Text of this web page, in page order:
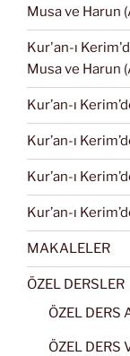
Musa ve Harun
Kur'an-ı
Musa ve Harun
Kur’an-ı
Kur’an-ı
Kur’an-ı
Kur’an-ı
MAKALELER
ÖZEL DERSLER
ÖZEL DERS
ÖZEL DERS